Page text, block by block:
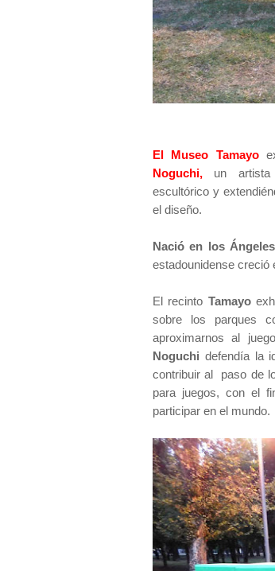
El Museo Tamayo
Noguchi, un artista
escultórico y
el diseño.
Nació en los
estadounidense
El recinto Tamayo
sobre los parques
aproximarnos al
Noguchi defendía la
contribuir al paso de
para juegos, con el
participar en el mundo.